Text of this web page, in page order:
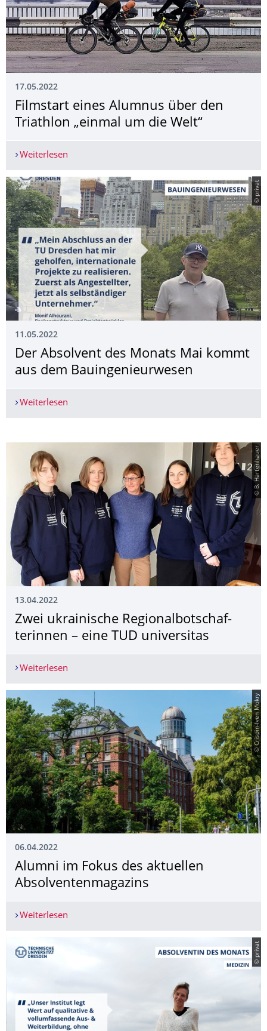
17.05.2022
Filmstart eines Alumnus über den
Triathlon „einmal um die Welt“
Weiterlesen
© privat
11.05.2022
Der Absolvent des Monats Mai kommt
aus dem Bauingenieurwesen
Weiterlesen
© B. Hartenhauer
13.04.2022
Zwei ukrainische Regionalbotschaf­
terinnen – eine TUD universitas
Weiterlesen
© Crispin-Iven Mokry
06.04.2022
Alumni im Fokus des aktuellen
Absolventenmaga­zins
Weiterlesen
© privat